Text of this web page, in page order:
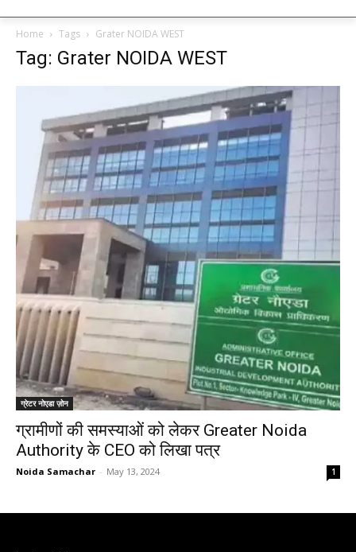
Home Tags Grater NOIDA WEST
Tag: Grater NOIDA WEST
ग्रेटर नोएडा ज़ोन
ग्रामीणों की समस्याओं को लेकर Greater Noida
Authority के CEO को लिखा पत्र
Noida Samachar - May 13, 2024 1